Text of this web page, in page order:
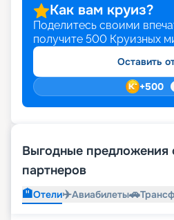
Как вам круиз?
Поделитесь своими
получите 500 Круизных
Оставить
+500
Выгодные предложения
партнеров
🏨Отели✈️Авиабилеты🚗